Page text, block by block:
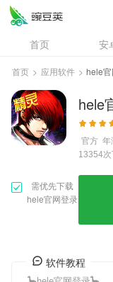
首页 安
资讯
问答
首页 > 应用软件 > hele
hele
官方 年
13354
需优先下载
hele官网登录
软件教程